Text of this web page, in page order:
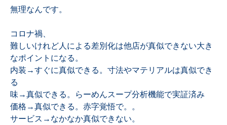
無理なんです。
コロナ禍、
難しいけれど人による差別化は他店が真似できない大き
なポイントになる。
内装→すぐに真似できる。寸法やマテリアルは真似でき
る
味→真似できる。らーめんスープ分析機能で実証済み
価格→真似できる。赤字覚悟で。。
サービス→なかなか真似できない。